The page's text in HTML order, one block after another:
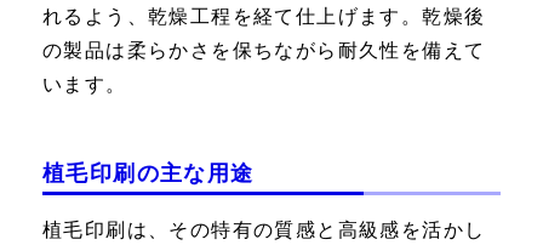
れるよう、乾燥工程を経て仕上げます。乾燥後
の製品は柔らかさを保ちながら耐久性を備えて
います。
植毛印刷の主な用途
植毛印刷は、その特有の質感と高級感を活かし